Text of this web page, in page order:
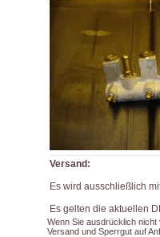
Versand:
Es wird ausschließlich
Es gelten die aktuellen
Wenn Sie ausdrücklich
Versand und Sperrgut auf